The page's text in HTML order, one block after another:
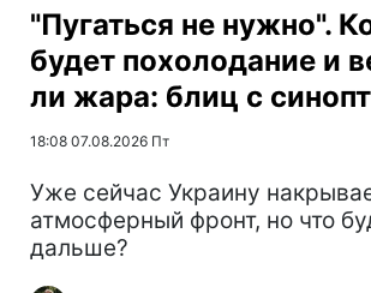
"Пугаться не нужно".
будет похолодание и
ли жара: блиц с
18:08 07.08.2026 Пт
Уже сейчас Украину
атмосферный фронт, но что
дальше?